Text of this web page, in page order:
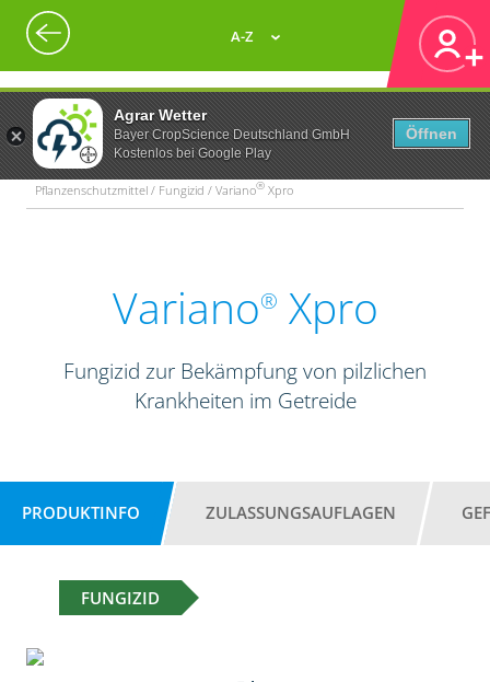
Agrar Wetter
Bayer CropScience Deutschland GmbH
Kostenlos bei Google Play
Öffnen
A-Z
Pflanzenschutzmittel / Fungizid / Variano® Xpro
Variano® Xpro
Fungizid zur Bekämpfung von pilzlichen
Krankheiten im Getreide
PRODUKTINFO ZULASSUNGSAUFLAGEN
FUNGIZID